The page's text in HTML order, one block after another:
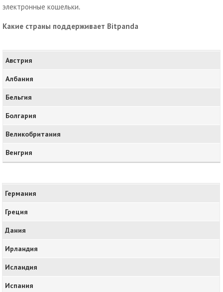
электронные кошельки.
Какие страны поддерживает Bitpanda
Австрия
Албания
Бельгия
Болгария
Великобритания
Венгрия
Германия
Греция
Дания
Ирландия
Исландия
Испания